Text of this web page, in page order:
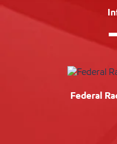
Federal